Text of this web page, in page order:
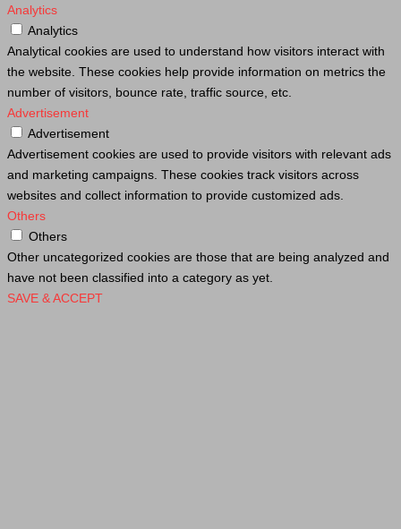
Analytics
Analytics
Analytical cookies are used to understand how visitors interact with
the website. These cookies help provide information on metrics the
number of visitors, bounce rate, traffic source, etc.
Advertisement
Advertisement
Advertisement cookies are used to provide visitors with relevant ads
and marketing campaigns. These cookies track visitors across
websites and collect information to provide customized ads.
Others
Others
Other uncategorized cookies are those that are being analyzed and
have not been classified into a category as yet.
SAVE & ACCEPT